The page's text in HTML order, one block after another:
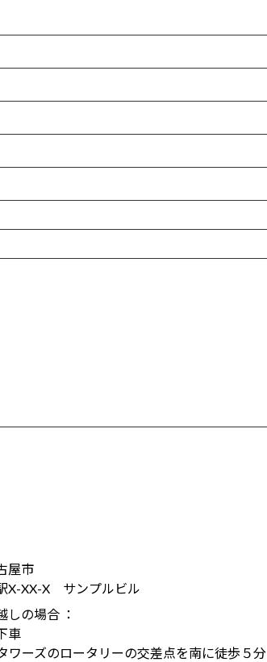
屋市
X-XX-X サンプルビル
しの場合 ：
車
ワーズのロータリーの交差点を南に徒歩５分